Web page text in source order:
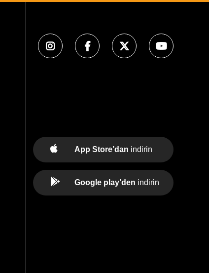
App Store’dan indirin
Google play’den indirin